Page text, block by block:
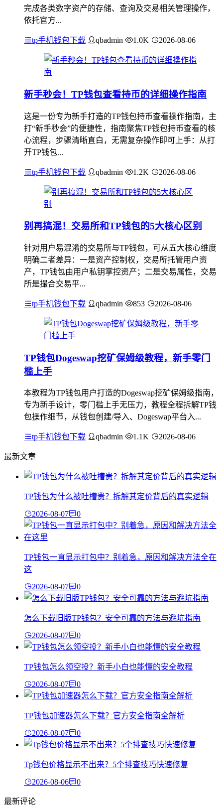
完成各类数字资产的存储、查询及交易相关管理操作，
依托官方...
tp手机钱包下载 qbadmin 1.0K 2026-08-06
新手秒会！TP钱包查看持币的详细操作指南
这是一份专为新手打造的TP钱包持币查看操作指南，主
打“新手秒会”的便捷性，指南聚焦TP钱包持币查看的核
心流程，步骤清晰直白，无需复杂操作即可上手：从打
开TP钱包...
tp手机钱包下载 qbadmin 1.2K 2026-08-06
别再搞混！交易所和TP钱包的5大核心区别
针对用户易混淆的交易所与TP钱包，可从五大核心维度
明确二者差异：一是资产控制权，交易所托管用户资
产，TP钱包由用户私钥掌控资产；二是交易属性，交易
所是撮合交易平...
tp手机钱包下载 qbadmin 853 2026-08-06
TP钱包Dogeswap挖矿保姆级教程，新手零门
槛上手
本教程为TP钱包用户打造的Dogeswap挖矿保姆级指南，
专为新手设计，零门槛上手无压力，教程全程拆解TP钱
包操作细节，从钱包创建/导入、Dogeswap平台入...
tp手机钱包下载 qbadmin 1.1K 2026-08-06
最新文章
TP钱包为什么被吐槽贵？拆解其定价背后的真实逻辑
2026-08-07 0
TP钱包一直显示打包中？别着急，原因和解决方法全在
这
2026-08-07 0
怎么下载旧版TP钱包？安全可靠的方法与避坑指南
2026-08-07 0
TP钱包怎么领空投？新手小白也能懂的安全教程
2026-08-07 0
TP钱包加速器怎么下载？官方安全指南全解析
2026-08-07 0
Tp钱包价格显示不出来？5个排查技巧快速修复
2026-08-06 0
最新评论